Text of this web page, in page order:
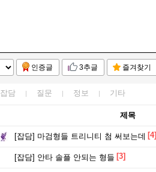
인증글 3추글 즐겨찾기
잡담 질문 정보 기타
제목
[잡담] 마검형들 트리니티 첨 써보는데 [4]
[잡담] 안타 솔플 안되는 형들 [3]